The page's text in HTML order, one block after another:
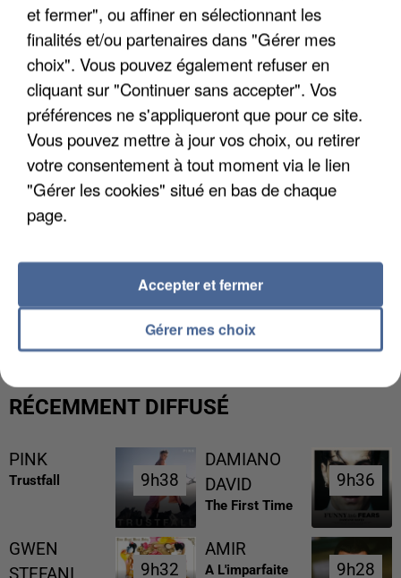
UN SECOND CADRE DE LA DZ MAFIA
INTERPELLÉ EN ALGÉRIE
RÉCEMMENT DIFFUSÉ
PINK
Trustfall 9h38
9h38
DAMIANO
DAVID
The First Time
9h36
9h36
GWEN
9h32
9h32
AMIR
A L'imparfaite 9h28
9h28
et fermer", ou affiner en sélectionnant les
finalités et/ou partenaires dans "Gérer mes
choix". Vous pouvez également refuser en
cliquant sur "Continuer sans accepter". Vos
préférences ne s'appliqueront que pour ce site.
Vous pouvez mettre à jour vos choix, ou retirer
votre consentement à tout moment via le lien
"Gérer les cookies" situé en bas de chaque
page.
Gérer mes choix
Accepter et fermer